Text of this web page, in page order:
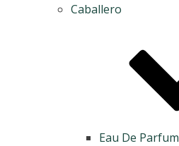
Caballero
Eau De Parfum